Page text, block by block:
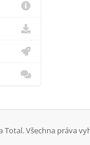
Všechna práva